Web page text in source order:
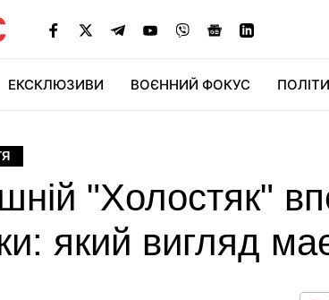
ЕКСКЛЮЗИВИ ВОЄННИЙ ФОКУС
"Холостяк"
який вигляд